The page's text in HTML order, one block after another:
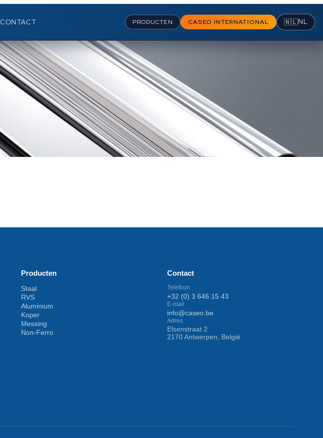
CONTACT PRODUCTEN CASEO INTERNATIONAL 🇳🇱NL
Producten
Staal
RVS
Aluminium
Koper
Messing
Non-Ferro
Contact
Telefoon
+32 (0) 3 646 15 43
E-mail
info@caseo.be
Adres
Elsenstraat 2
2170 Antwerpen, België